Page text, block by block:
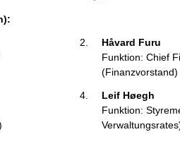
n
Håvard Furu
Funktion: Chief
(Finanzvorstand)
Leif Høegh
Funktion: